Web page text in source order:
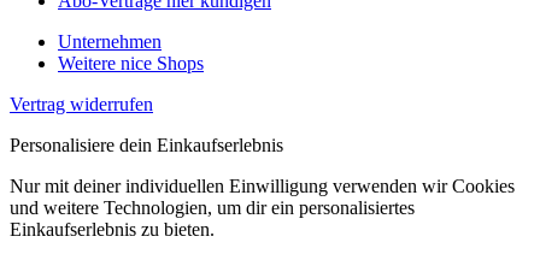
Unternehmen
Weitere nice Shops
Vertrag widerrufen
Personalisiere dein Einkaufserlebnis
Nur mit deiner individuellen Einwilligung verwenden wir Cookies
und weitere Technologien, um dir ein personalisiertes
Einkaufserlebnis zu bieten.